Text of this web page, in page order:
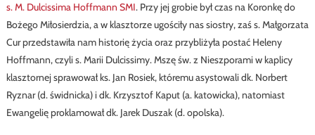
s. M. Dulcissima Hoffmann SMI. Przy jej grobie był czas na Koronkę do
Bożego Miłosierdzia, a w klasztorze ugościły nas siostry, zaś s. Małgorzata
Cur przedstawiła nam historię życia oraz przybliżyła postać Heleny
Hoffmann, czyli s. Marii Dulcissimy. Mszę św. z Nieszporami w kaplicy
klasztornej sprawował ks. Jan Rosiek, któremu asystowali dk. Norbert
Ryznar (d. świdnicka) i dk. Krzysztof Kaput (a. katowicka), natomiast
Ewangelię proklamował dk. Jarek Duszak (d. opolska).